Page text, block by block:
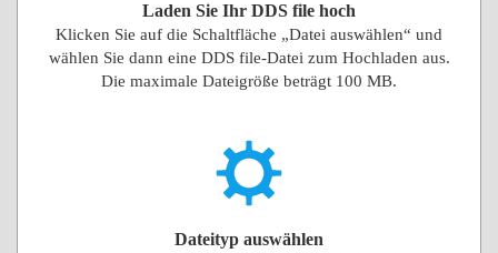
Laden Sie Ihr DDS file hoch
Klicken Sie auf die Schaltfläche „Datei auswählen“ und
wählen Sie dann eine DDS file-Datei zum Hochladen aus.
Die maximale Dateigröße beträgt 100 MB.
Dateityp auswählen